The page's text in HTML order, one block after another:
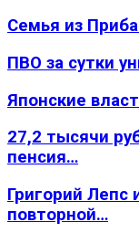
Семья из
ПВО за сутки
Японские
27,2 тысячи
пенсия…
Григорий Лепс
повторной…